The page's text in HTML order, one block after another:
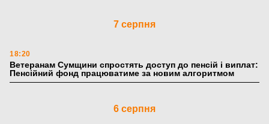
7 серпня
18:20
Ветеранам Сумщини спростять доступ до пенсій і виплат:
Пенсійний фонд працюватиме за новим алгоритмом
6 серпня